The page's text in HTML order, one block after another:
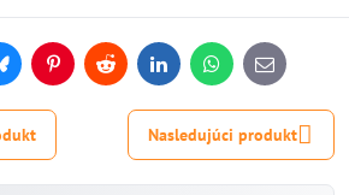
PinterestReddit LinkedInWhatsApp
E-
mail
Nasledujúci produkt